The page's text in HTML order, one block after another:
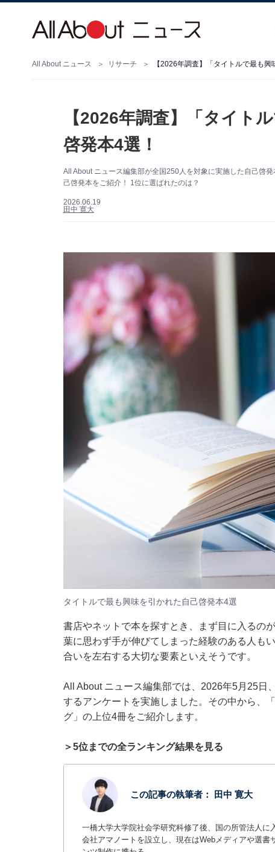
All About ニュース リサーチ 【2026年調査】「タイトルで最も
【2026年調査】「タイト
啓発本4選！
All About ニュース編集部が全国250人を対象に実施した自己啓
己啓発本をご紹介！ 1位に選ばれたのは？
2026.06.19
田中 寛大
タイトルで最も興味を引かれた自己啓発本4選
書店やネットで本を探すとき、まず目に入るの
葉に思わず手が伸びてしまった経験のある人も
合いを左右する大切な要素といえそうです。
All About ニュース編集部では、2026年5月25日
するアンケートを実施しました。その中から、
グ」の上位4冊をご紹介します。
＞5位までの全ランキング結果を見る
この記事の執筆者： 田中 寛大
一橋大学大学院社会学研究科修了後、国の所管法人
会社アマノートを設立し、現在はWebメディアや選